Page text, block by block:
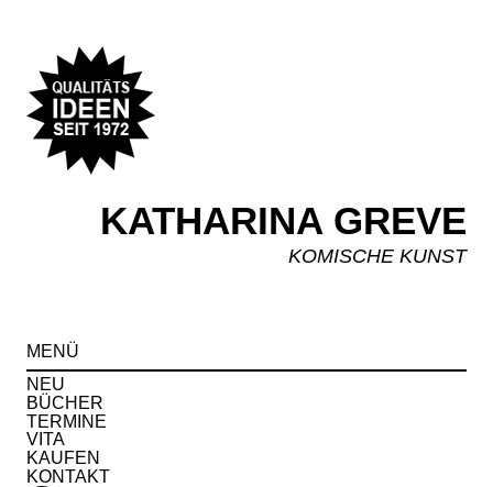
KATHARINA GREVE
KOMISCHE KUNST
MENÜ
NEU
BÜCHER
TERMINE
VITA
KAUFEN
KONTAKT